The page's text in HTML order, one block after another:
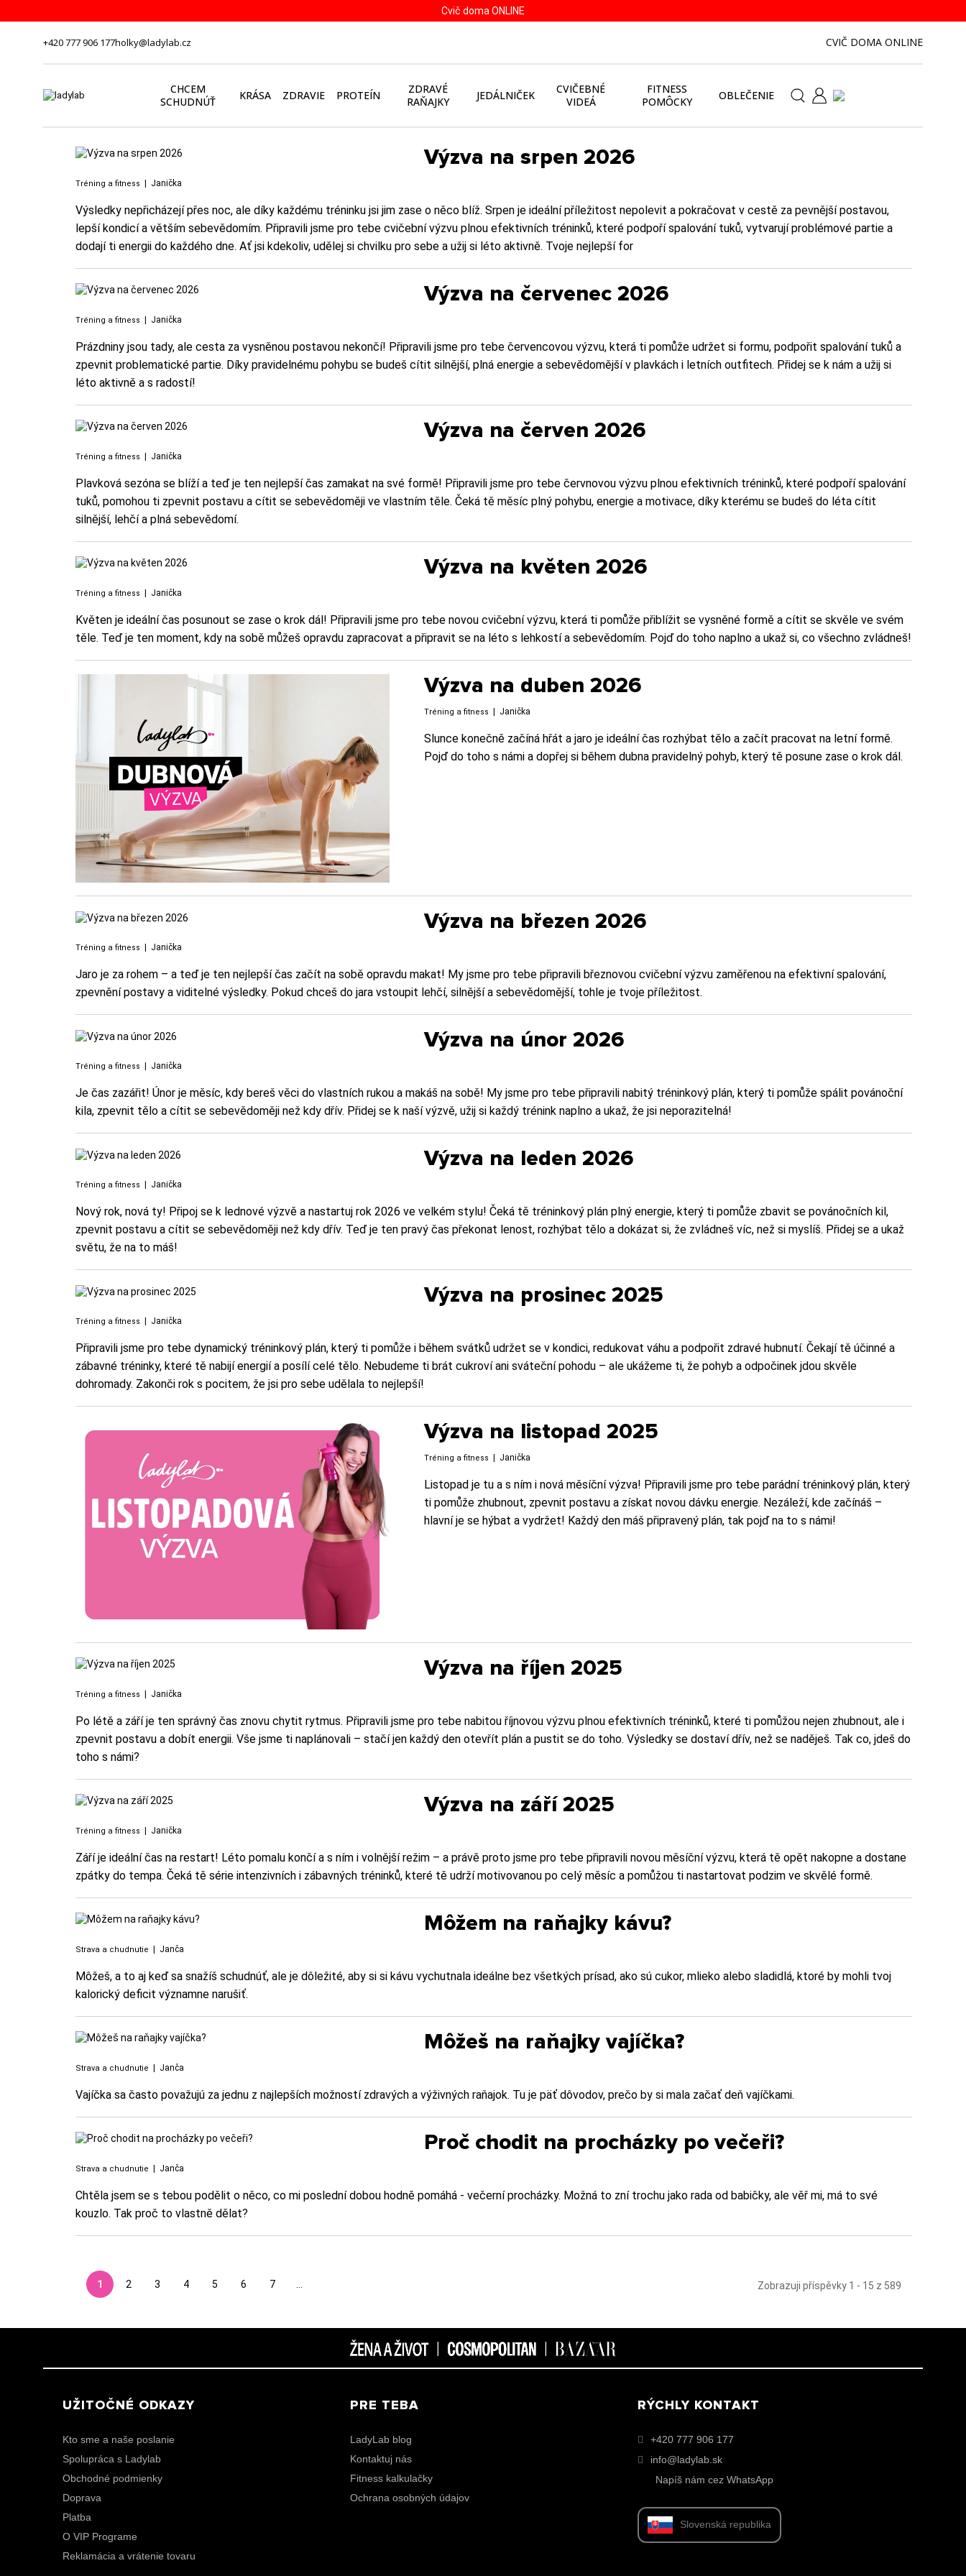
Cvič doma ONLINE
+420 777 906 177holky@ladylab.cz CVIČ DOMA ONLINE
CHCEM
SCHUDNÚŤ
KRÁSA ZDRAVIE PROTEÍN
ZDRAVÉ
RAŇAJKY
JEDÁLNIČEK
CVIČEBNÉ
VIDEÁ
FITNESS
POMÔCKY
OBLEČENIE
Výzva na srpen 2026
Tréning a fitness Janička
Výsledky nepřicházejí přes noc, ale díky každému tréninku jsi jim zase o něco blíž. Srpen je ideální příležitost nepolevit a pokračovat v cestě za pevnější postavou,
lepší kondicí a větším sebevědomím. Připravili jsme pro tebe cvičební výzvu plnou efektivních tréninků, které podpoří spalování tuků, vytvarují problémové partie a
dodají ti energii do každého dne. Ať jsi kdekoliv, udělej si chvilku pro sebe a užij si léto aktivně. Tvoje nejlepší for
Výzva na červenec 2026
Tréning a fitness Janička
Prázdniny jsou tady, ale cesta za vysněnou postavou nekončí! Připravili jsme pro tebe červencovou výzvu, která ti pomůže udržet si formu, podpořit spalování tuků a
zpevnit problematické partie. Díky pravidelnému pohybu se budeš cítit silnější, plná energie a sebevědomější v plavkách i letních outfitech. Přidej se k nám a užij si
léto aktivně a s radostí!
Výzva na červen 2026
Tréning a fitness Janička
Plavková sezóna se blíží a teď je ten nejlepší čas zamakat na své formě! Připravili jsme pro tebe červnovou výzvu plnou efektivních tréninků, které podpoří spalování
tuků, pomohou ti zpevnit postavu a cítit se sebevědoměji ve vlastním těle. Čeká tě měsíc plný pohybu, energie a motivace, díky kterému se budeš do léta cítit
silnější, lehčí a plná sebevědomí.
Výzva na květen 2026
Tréning a fitness Janička
Květen je ideální čas posunout se zase o krok dál! Připravili jsme pro tebe novou cvičební výzvu, která ti pomůže přiblížit se vysněné formě a cítit se skvěle ve svém
těle. Teď je ten moment, kdy na sobě můžeš opravdu zapracovat a připravit se na léto s lehkostí a sebevědomím. Pojď do toho naplno a ukaž si, co všechno zvládneš!
Výzva na duben 2026
Tréning a fitness Janička
Slunce konečně začíná hřát a jaro je ideální čas rozhýbat tělo a začít pracovat na letní formě.
Pojď do toho s námi a dopřej si během dubna pravidelný pohyb, který tě posune zase o krok dál.
Výzva na březen 2026
Tréning a fitness Janička
Jaro je za rohem – a teď je ten nejlepší čas začít na sobě opravdu makat! My jsme pro tebe připravili březnovou cvičební výzvu zaměřenou na efektivní spalování,
zpevnění postavy a viditelné výsledky. Pokud chceš do jara vstoupit lehčí, silnější a sebevědomější, tohle je tvoje příležitost.
Výzva na únor 2026
Tréning a fitness Janička
Je čas zazářit! Únor je měsíc, kdy bereš věci do vlastních rukou a makáš na sobě! My jsme pro tebe připravili nabitý tréninkový plán, který ti pomůže spálit povánoční
kila, zpevnit tělo a cítit se sebevědoměji než kdy dřív. Přidej se k naší výzvě, užij si každý trénink naplno a ukaž, že jsi neporazitelná!
Výzva na leden 2026
Tréning a fitness Janička
Nový rok, nová ty! Připoj se k lednové výzvě a nastartuj rok 2026 ve velkém stylu! Čeká tě tréninkový plán plný energie, který ti pomůže zbavit se povánočních kil,
zpevnit postavu a cítit se sebevědoměji než kdy dřív. Teď je ten pravý čas překonat lenost, rozhýbat tělo a dokázat si, že zvládneš víc, než si myslíš. Přidej se a ukaž
světu, že na to máš!
Výzva na prosinec 2025
Tréning a fitness Janička
Připravili jsme pro tebe dynamický tréninkový plán, který ti pomůže i během svátků udržet se v kondici, redukovat váhu a podpořit zdravé hubnutí. Čekají tě účinné a
zábavné tréninky, které tě nabijí energií a posílí celé tělo. Nebudeme ti brát cukroví ani sváteční pohodu – ale ukážeme ti, že pohyb a odpočinek jdou skvěle
dohromady. Zakonči rok s pocitem, že jsi pro sebe udělala to nejlepší!
Výzva na listopad 2025
Tréning a fitness Janička
Listopad je tu a s ním i nová měsíční výzva! Připravili jsme pro tebe parádní tréninkový plán, který
ti pomůže zhubnout, zpevnit postavu a získat novou dávku energie. Nezáleží, kde začínáš –
hlavní je se hýbat a vydržet! Každý den máš připravený plán, tak pojď na to s námi!
Výzva na říjen 2025
Tréning a fitness | Janička
Po létě a září je ten správný čas znovu chytit rytmus. Připravili jsme pro tebe nabitou říjnovou výzvu plnou efektivních tréninků, které ti pomůžou nejen zhubnout, ale i
zpevnit postavu a dobít energii. Vše jsme ti naplánovali – stačí jen každý den otevřít plán a pustit se do toho. Výsledky se dostaví dřív, než se naděješ. Tak co, jdeš do
toho s námi?
Výzva na září 2025
Tréning a fitness | Janička
Září je ideální čas na restart! Léto pomalu končí a s ním i volnější režim – a právě proto jsme pro tebe připravili novou měsíční výzvu, která tě opět nakopne a dostane
zpátky do tempa. Čeká tě série intenzivních i zábavných tréninků, které tě udrží motivovanou po celý měsíc a pomůžou ti nastartovat podzim ve skvělé formě.
Môžem na raňajky kávu?
Strava a chudnutie | Janča
Môžeš, a to aj keď sa snažíš schudnúť, ale je dôležité, aby si si kávu vychutnala ideálne bez všetkých prísad, ako sú cukor, mlieko alebo sladidlá, ktoré by mohli tvoj
kalorický deficit významne narušiť.
Môžeš na raňajky vajíčka?
Strava a chudnutie | Janča
Vajíčka sa často považujú za jednu z najlepších možností zdravých a výživných raňajok. Tu je päť dôvodov, prečo by si mala začať deň vajíčkami.
Proč chodit na procházky po večeři?
Strava a chudnutie | Janča
Chtěla jsem se s tebou podělit o něco, co mi poslední dobou hodně pomáhá - večerní procházky. Možná to zní trochu jako rada od babičky, ale věř mi, má to své
kouzlo. Tak proč to vlastně dělat?
1 2 3 4 5 6 7 Zobrazuji příspěvky 1 - 15 z 589
UŽITOČNÉ ODKAZY
Kto sme a naše poslanie
Spolupráca s Ladylab
Obchodné podmienky
Doprava
Platba
O VIP Programe
Reklamácia a vrátenie tovaru
PRE TEBA
LadyLab blog
Kontaktuj nás
Fitness kalkulačky
Ochrana osobných údajov
RÝCHLY KONTAKT
+420 777 906 177
info@ladylab.sk
Napíš nám cez WhatsApp
Slovenská republika